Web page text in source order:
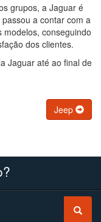
grupos, a Jaguar é
a contar com a
conseguindo
dos clientes.
Jaguar até ao final de
Jeep